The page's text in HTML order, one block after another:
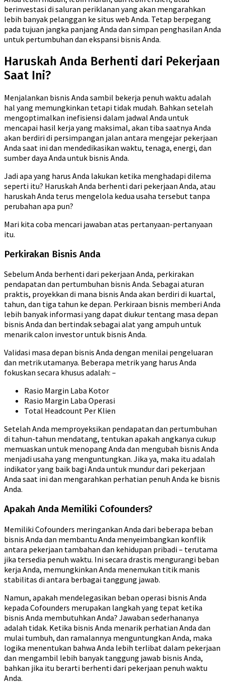
berinvestasi di saluran periklanan yang akan mengarahkan
lebih banyak pelanggan ke situs web Anda. Tetap berpegang
pada tujuan jangka panjang Anda dan simpan penghasilan Anda
untuk pertumbuhan dan ekspansi bisnis Anda.
Haruskah Anda Berhenti dari Pekerjaan
Saat Ini?
Menjalankan bisnis Anda sambil bekerja penuh waktu adalah
hal yang memungkinkan tetapi tidak mudah. Bahkan setelah
mengoptimalkan inefisiensi dalam jadwal Anda untuk
mencapai hasil kerja yang maksimal, akan tiba saatnya Anda
akan berdiri di persimpangan jalan antara mengejar pekerjaan
Anda saat ini dan mendedikasikan waktu, tenaga, energi, dan
sumber daya Anda untuk bisnis Anda.
Jadi apa yang harus Anda lakukan ketika menghadapi dilema
seperti itu? Haruskah Anda berhenti dari pekerjaan Anda, atau
haruskah Anda terus mengelola kedua usaha tersebut tanpa
perubahan apa pun?
Mari kita coba mencari jawaban atas pertanyaan-pertanyaan
itu.
Perkirakan Bisnis Anda
Sebelum Anda berhenti dari pekerjaan Anda, perkirakan
pendapatan dan pertumbuhan bisnis Anda. Sebagai aturan
praktis, proyekkan di mana bisnis Anda akan berdiri di kuartal,
tahun, dan tiga tahun ke depan. Perkiraan bisnis memberi Anda
lebih banyak informasi yang dapat diukur tentang masa depan
bisnis Anda dan bertindak sebagai alat yang ampuh untuk
menarik calon investor untuk bisnis Anda.
Validasi masa depan bisnis Anda dengan menilai pengeluaran
dan metrik utamanya. Beberapa metrik yang harus Anda
fokuskan secara khusus adalah: –
Rasio Margin Laba Kotor
Rasio Margin Laba Operasi
Total Headcount Per Klien
Setelah Anda memproyeksikan pendapatan dan pertumbuhan
di tahun-tahun mendatang, tentukan apakah angkanya cukup
memuaskan untuk menopang Anda dan mengubah bisnis Anda
menjadi usaha yang menguntungkan. Jika ya, maka itu adalah
indikator yang baik bagi Anda untuk mundur dari pekerjaan
Anda saat ini dan mengarahkan perhatian penuh Anda ke bisnis
Anda.
Apakah Anda Memiliki Cofounders?
Memiliki Cofounders meringankan Anda dari beberapa beban
bisnis Anda dan membantu Anda menyeimbangkan konflik
antara pekerjaan tambahan dan kehidupan pribadi – terutama
jika tersedia penuh waktu. Ini secara drastis mengurangi beban
kerja Anda, memungkinkan Anda menemukan titik manis
stabilitas di antara berbagai tanggung jawab.
Namun, apakah mendelegasikan beban operasi bisnis Anda
kepada Cofounders merupakan langkah yang tepat ketika
bisnis Anda membutuhkan Anda? Jawaban sederhananya
adalah tidak. Ketika bisnis Anda menarik perhatian Anda dan
mulai tumbuh, dan ramalannya menguntungkan Anda, maka
logika menentukan bahwa Anda lebih terlibat dalam pekerjaan
dan mengambil lebih banyak tanggung jawab bisnis Anda,
bahkan jika itu berarti berhenti dari pekerjaan penuh waktu
Anda.